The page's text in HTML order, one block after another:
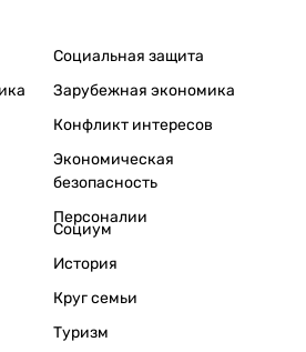
Социальная защита
Зарубежная экономика
Конфликт интересов
Экономическая
безопасность
Персоналии
Социум
История
Круг семьи
Туризм